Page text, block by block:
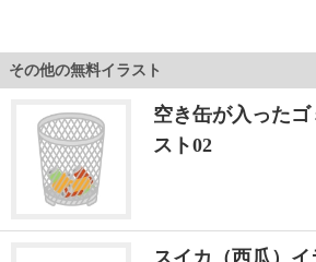
その他の無料イラスト
空き缶が入ったゴ
スト02
スイカ（西瓜）